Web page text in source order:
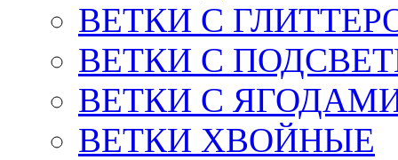
ВЕТКИ С
ВЕТКИ С
ВЕТКИ С
ВЕТКИ ХВОЙНЫЕ